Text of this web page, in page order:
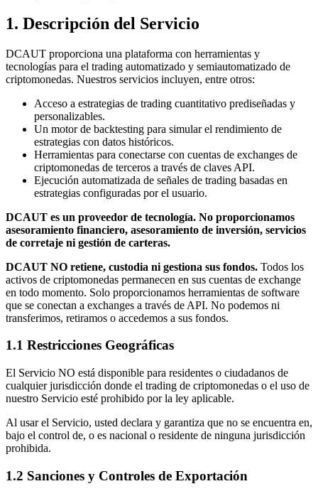
1. Descripción del Servicio
DCAUT proporciona una plataforma con herramientas y
tecnologías para el trading automatizado y semiautomatizado de
criptomonedas. Nuestros servicios incluyen, entre otros:
Acceso a estrategias de trading cuantitativo prediseñadas y
personalizables.
Un motor de backtesting para simular el rendimiento de
estrategias con datos históricos.
Herramientas para conectarse con cuentas de exchanges de
criptomonedas de terceros a través de claves API.
Ejecución automatizada de señales de trading basadas en
estrategias configuradas por el usuario.
DCAUT es un proveedor de tecnología. No proporcionamos
asesoramiento financiero, asesoramiento de inversión, servicios
de corretaje ni gestión de carteras.
DCAUT NO retiene, custodia ni gestiona sus fondos. Todos los
activos de criptomonedas permanecen en sus cuentas de exchange
en todo momento. Solo proporcionamos herramientas de software
que se conectan a exchanges a través de API. No podemos ni
transferimos, retiramos o accedemos a sus fondos.
1.1 Restricciones Geográficas
El Servicio NO está disponible para residentes o ciudadanos de
cualquier jurisdicción donde el trading de criptomonedas o el uso de
nuestro Servicio esté prohibido por la ley aplicable.
Al usar el Servicio, usted declara y garantiza que no se encuentra en,
bajo el control de, o es nacional o residente de ninguna jurisdicción
prohibida.
1.2 Sanciones y Controles de Exportación